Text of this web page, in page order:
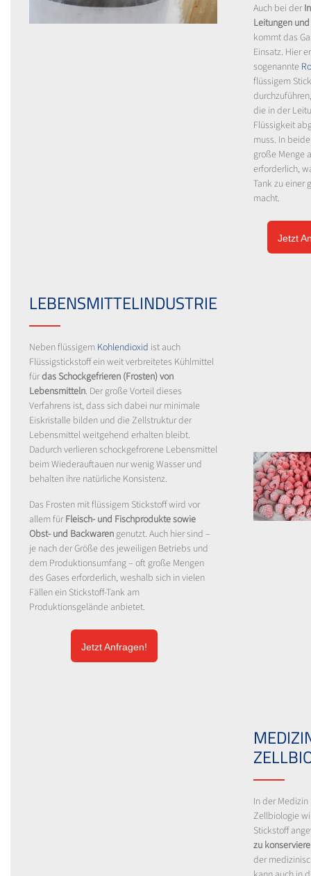
Auch bei der
Leitungen
kommt das
Einsatz. Hier
sogenannte
flüssigem
die in der
Flüssigkeit
muss. In
große Menge
erforderlich,
Tank zu einer
macht.
Jetzt
LEBENSMITTELINDUSTRIE
Neben flüssigem Kohlendioxid ist auch
Flüssigstickstoff ein weit verbreitetes Kühlmittel
fürdas Schockgefrieren (Frosten) von
Lebensmitteln. Der große Vorteil dieses
Verfahrens ist, dass sich dabei nur minimale
Eiskristalle bilden und die Zellstruktur der
Lebensmittel weitgehend erhalten bleibt.
Dadurch verlieren schockgefrorene Lebensmittel
beim Wiederauftauen nur wenig Wasser und
behalten ihre natürliche Konsistenz.
Das Frosten mit flüssigem Stickstoff wird vor
allem fürFleisch- und Fischprodukte sowie
Obst- und Backwaren genutzt. Auch hier sind –
je nach der Größe des jeweiligen Betriebs und
dem Produktionsumfang – oft große Mengen
des Gases erforderlich, weshalb sich in vielen
Fällen ein Stickstoff-Tank am
Produktionsgelände anbietet.
Jetzt Anfragen!
In der
Zellbiologie
Stickstoff
zu
der